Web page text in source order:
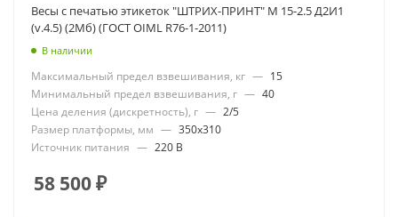
Весы с печатью этикеток "ШТРИХ-ПРИНТ" М 15-2.5 Д2И1
(v.4.5) (2Мб) (ГОСТ OIML R76-1-2011)
В наличии
Максимальный предел взвешивания, кг — 15
Минимальный предел взвешивания, г — 40
Цена деления (дискретность), г — 2/5
Размер платформы, мм — 350x310
Источник питания — 220 В
58 500₽